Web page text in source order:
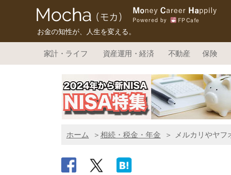
お金の知性が、人生を変える。
家計・ライフ 資産運用・経済 不動産 保険
ホーム 相続・税金・年金 メルカリやヤ